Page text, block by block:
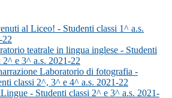
al Liceo! - Studenti classi 1^ a.s.
22
teatrale in lingua inglese - Studenti
2^ e 3^ a.s. 2021-22
Laboratorio di fotografia -
classi 2^, 3^ e 4^ a.s. 2021-22
- Studenti classi 2^ e 3^ a.s. 2021-